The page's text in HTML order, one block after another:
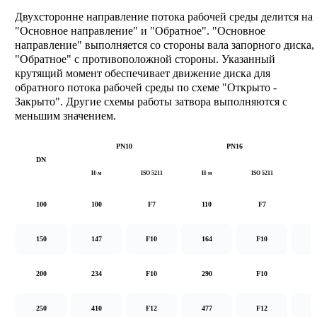
Двухсторонне направление потока рабочей среды делится на
"Основное направление" и "Обратное". "Основное
направление" выполняется со стороны вала запорного диска,
"Обратное" с противоположной стороны. Указанный
крутящий момент обеспечивает движение диска для
обратного потока рабочей среды по схеме "Открыто -
Закрыто". Другие схемы работы затвора выполняются с
меньшим значением.
DN
PN10 PN16
Н·м ISO 5211 Н·м ISO 5211
100 100 F7 110 F7
150 147 F10 164 F10
200 234 F10 290 F10
250 410 F12 477 F12